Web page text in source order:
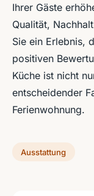
Ihrer Gäste
Qualität,
Sie ein Erlebnis,
positiven
Küche ist nicht
entscheidender
Ferienwohnung.
Ausstattung